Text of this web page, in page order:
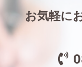
お気軽に